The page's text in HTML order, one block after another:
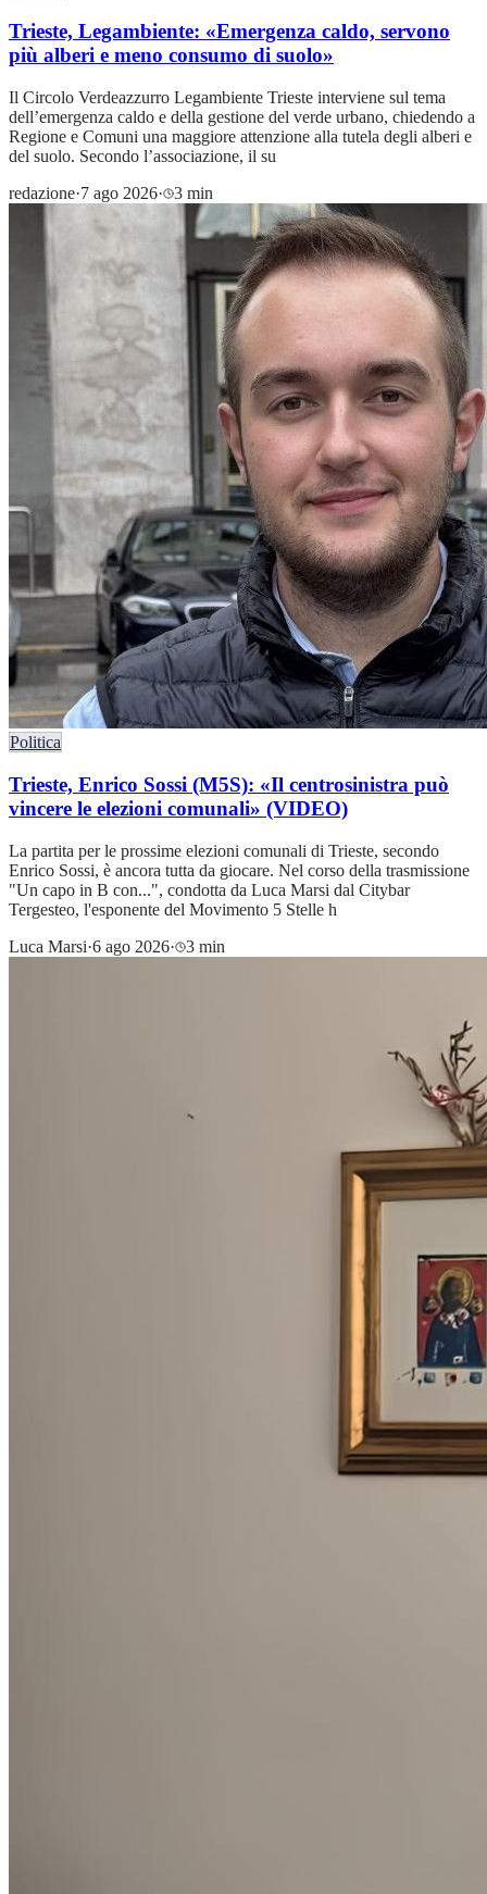
Trieste, Legambiente: «Emergenza caldo, servono
più alberi e meno consumo di suolo»
Il Circolo Verdeazzurro Legambiente Trieste interviene sul tema
dell’emergenza caldo e della gestione del verde urbano, chiedendo a
Regione e Comuni una maggiore attenzione alla tutela degli alberi e
del suolo. Secondo l’associazione, il su
redazione·7 ago 2026· 3 min
Politica
Trieste, Enrico Sossi (M5S): «Il centrosinistra può
vincere le elezioni comunali» (VIDEO)
La partita per le prossime elezioni comunali di Trieste, secondo
Enrico Sossi, è ancora tutta da giocare. Nel corso della trasmissione
"Un capo in B con...", condotta da Luca Marsi dal Citybar
Tergesteo, l'esponente del Movimento 5 Stelle h
Luca Marsi·6 ago 2026· 3 min